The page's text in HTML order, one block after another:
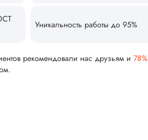
Уникальность работы до 95%
рекомендовали нас друзьям и 78%